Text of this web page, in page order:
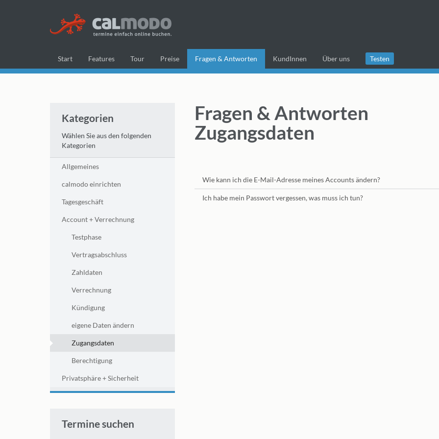
Start Features Tour Preise Fragen & Antworten KundInnen Über uns Testen
Kategorien
Wählen Sie aus den folgenden
Kategorien
Allgemeines
calmodo einrichten
Tagesgeschäft
Account + Verrechnung
Testphase
Vertragsabschluss
Zahldaten
Verrechnung
Kündigung
eigene Daten ändern
Zugangsdaten
Berechtigung
Privatsphäre + Sicherheit
Termine suchen
Fragen & Antworten
Zugangsdaten
Wie kann ich die E-Mail-Adresse meines Accounts ändern?
Ich habe mein Passwort vergessen, was muss ich tun?